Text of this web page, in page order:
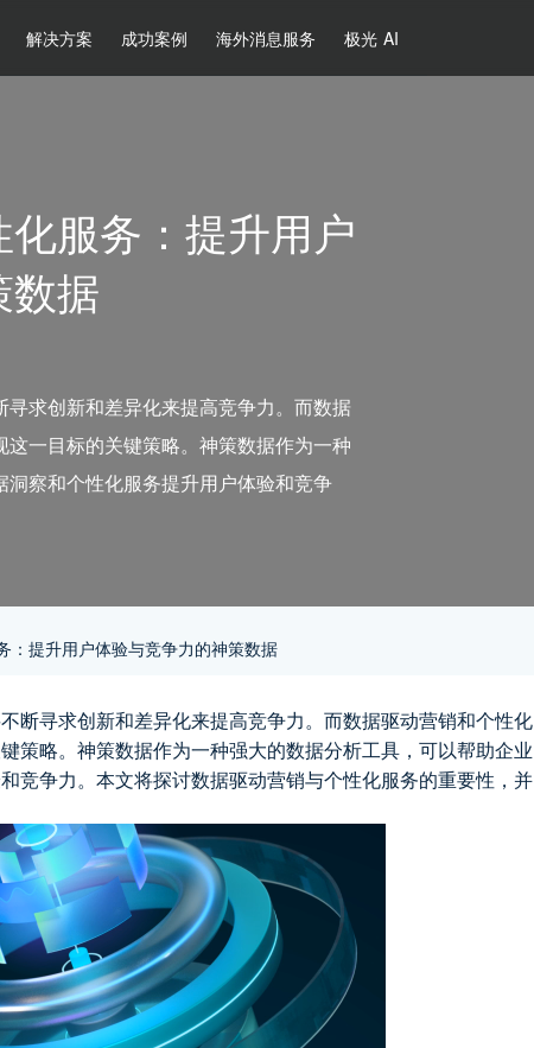
解决方案 成功案例 海外消息服务 极光 AI
服务：提升用户
数据
求创新和差异化来提高竞争力。而数据
一目标的关键策略。神策数据作为一种
察和个性化服务提升用户体验和竞争
：提升用户体验与竞争力的神策数据
断寻求创新和差异化来提高竞争力。而数据驱动营销和个性化
策略。神策数据作为一种强大的数据分析工具，可以帮助企业
竞争力。本文将探讨数据驱动营销与个性化服务的重要性，并